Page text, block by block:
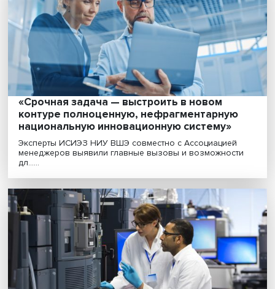
«Срочная задача — выстроить в новом
контуре полноценную, нефрагментарную
национальную инновационную систему»
Эксперты ИСИЭЗ НИУ BШЭ совместно с Ассоциацией
менеджеров выявили главные вызовы и
дл......